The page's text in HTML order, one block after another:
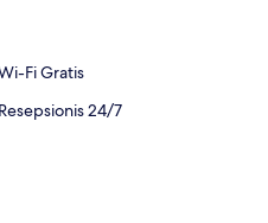
Fi Gratis
Resepsionis 24/7